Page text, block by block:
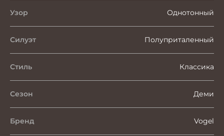
Узор Однотонный
Силуэт Полуприталенный
Стиль Классика
Сезон Деми
Бренд Vogel